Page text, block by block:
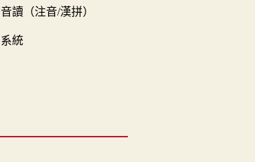
音讀（注音/漢拼）
系統